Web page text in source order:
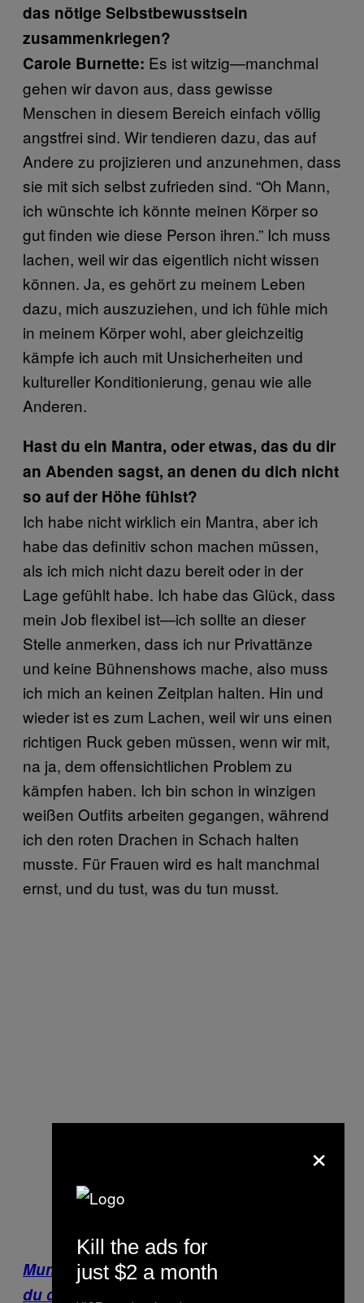
das nötige Selbstbewusstsein
zusammenkriegen?
Carole Burnette: Es ist witzig—manchmal
gehen wir davon aus, dass gewisse
Menschen in diesem Bereich einfach völlig
angstfrei sind. Wir tendieren dazu, das auf
Andere zu projizieren und anzunehmen, dass
sie mit sich selbst zufrieden sind. “Oh Mann,
ich wünschte ich könnte meinen Körper so
gut finden wie diese Person ihren.” Ich muss
lachen, weil wir das eigentlich nicht wissen
können. Ja, es gehört zu meinem Leben
dazu, mich auszuziehen, und ich fühle mich
in meinem Körper wohl, aber gleichzeitig
kämpfe ich auch mit Unsicherheiten und
kultureller Konditionierung, genau wie alle
Anderen.
Hast du ein Mantra, oder etwas, das du dir
an Abenden sagst, an denen du dich nicht
so auf der Höhe fühlst?
Ich habe nicht wirklich ein Mantra, aber ich
habe das definitiv schon machen müssen,
als ich mich nicht dazu bereit oder in der
Lage gefühlt habe. Ich habe das Glück, dass
mein Job flexibel ist—ich sollte an dieser
Stelle anmerken, dass ich nur Privattänze
und keine Bühnenshows mache, also muss
ich mich an keinen Zeitplan halten. Hin und
wieder ist es zum Lachen, weil wir uns einen
richtigen Ruck geben müssen, wenn wir mit,
na ja, dem offensichtlichen Problem zu
kämpfen haben. Ich bin schon in winzigen
weißen Outfits arbeiten gegangen, während
ich den roten Drachen in Schach halten
musste. Für Frauen wird es halt manchmal
ernst, und du tust, was du tun musst.
Munchies: In diesem Restaurant kannst
du dich beim Essen nackt machen
×
Kill the ads for
just $2 a month